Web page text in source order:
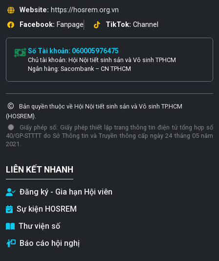
Website: https://hosrem.org.vn
Facebook: Fanpage TikTok: Channel
Số Tài khoản: 060005976475
Chủ tài khoản: Hội Nội tiết sinh sản và Vô sinh TPHCM
Ngân hàng: Sacombank – CN TPHCM
Bản quyền thuộc về Hội Nội tiết sinh sản và Vô sinh TP.HCM
(HOSREM).
Giấy phép số: Giấy phép thiết lập trang thông tin điện tử tổng hợp số
40/GP-STTTT do Sở Thông tin và Truyền thông cấp ngày 24 tháng 05 năm
2021.
LIÊN KẾT NHANH
Đăng ký - Gia hạn Hội viên
Sự kiện HOSREM
Thư viện số
Báo cáo hội nghị